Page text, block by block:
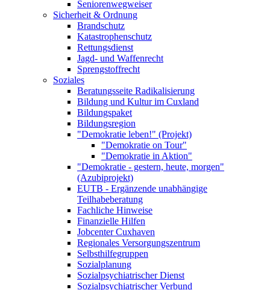
Seniorenwegweiser
Sicherheit & Ordnung
Brandschutz
Katastrophenschutz
Rettungsdienst
Jagd- und Waffenrecht
Sprengstoffrecht
Soziales
Beratungsseite Radikalisierung
Bildung und Kultur im Cuxland
Bildungspaket
Bildungsregion
"Demokratie leben!" (Projekt)
"Demokratie on Tour"
"Demokratie in Aktion"
"Demokratie - gestern, heute, morgen"
(Azubiprojekt)
EUTB - Ergänzende unabhängige
Teilhabeberatung
Fachliche Hinweise
Finanzielle Hilfen
Jobcenter Cuxhaven
Regionales Versorgungszentrum
Selbsthilfegruppen
Sozialplanung
Sozialpsychiatrischer Dienst
Sozialpsychiatrischer Verbund